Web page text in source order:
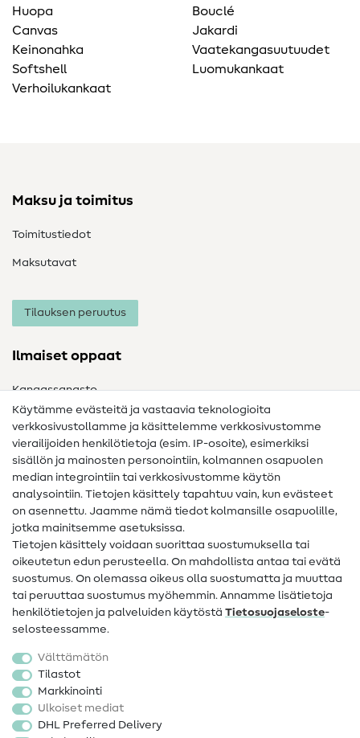
Huopa
Canvas
Keinonahka
Softshell
Verhoilukankaat
Bouclé
Jakardi
Vaatekangasuutuudet
Luomukankaat
Maksu ja toimitus
Toimitustiedot
Maksutavat
Tilauksen peruutus
Ilmaiset oppaat
Kangassanasto
Ompelusanasto
Ompeluohjeet
Apua ja yhteystiedot
Yhteystiedot
Tietoa omistajanvaihdoksesta
Peruutusoikeus
Suosittu
Kankaat
Ompelutarvikkeet
Ale
Käytämme evästeitä ja vastaavia teknologioita
verkkosivustollamme ja käsittelemme verkkosivustomme
vierailijoiden henkilötietoja (esim. IP-osoite), esimerkiksi
sisällön ja mainosten personointiin, kolmannen osapuolen
median integrointiin tai verkkosivustomme käytön
analysointiin. Tietojen käsittely tapahtuu vain, kun evästeet
on asennettu. Jaamme nämä tiedot kolmansille osapuolille,
jotka mainitsemme asetuksissa.
Tietojen käsittely voidaan suorittaa suostumuksella tai
oikeutetun edun perusteella. On mahdollista antaa tai evätä
suostumus. On olemassa oikeus olla suostumatta ja muuttaa
tai peruuttaa suostumus myöhemmin. Annamme lisätietoja
henkilötietojen ja palveluiden käytöstä Tietosuojaseloste-
selosteessamme.
Välttämätön
Tilastot
Markkinointi
Ulkoiset mediat
DHL Preferred Delivery